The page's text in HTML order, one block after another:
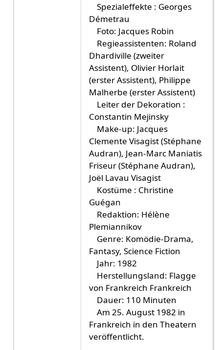
Spezialeffekte : Georges
Démetrau
Foto: Jacques Robin
Regieassistenten: Roland
Dhardiville (zweiter
Assistent), Olivier Horlait
(erster Assistent), Philippe
Malherbe (erster Assistent)
Leiter der Dekoration :
Constantin Mejinsky
Make-up: Jacques
Clemente Visagist (Stéphane
Audran), Jean-Marc Maniatis
Friseur (Stéphane Audran),
Joël Lavau Visagist
Kostüme : Christine
Guégan
Redaktion: Hélène
Plemiannikov
Genre: Komödie-Drama,
Fantasy, Science Fiction
Jahr: 1982
Herstellungsland: Flagge
von Frankreich Frankreich
Dauer: 110 Minuten
Am 25. August 1982 in
Frankreich in den Theatern
veröffentlicht.